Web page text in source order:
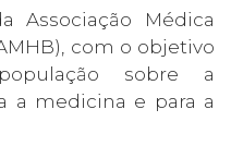
Associação Médica
com o objetivo
sobre a
a medicina e para a